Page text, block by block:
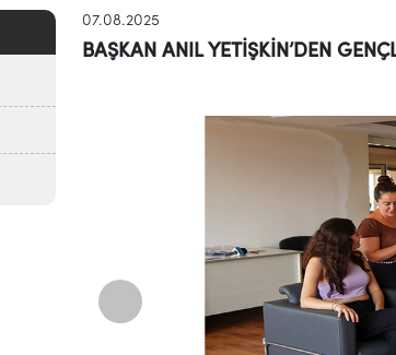
07.08.2025
BAŞKAN ANIL YETİŞKİN’DEN